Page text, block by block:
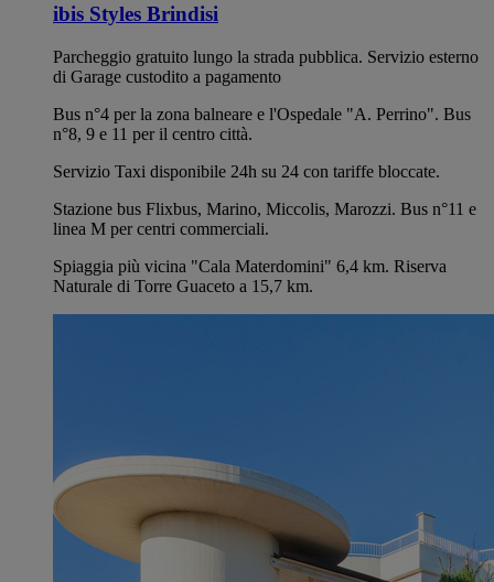
ibis Styles Brindisi
Parcheggio gratuito lungo la strada pubblica. Servizio esterno
di Garage custodito a pagamento
Bus n°4 per la zona balneare e l'Ospedale "A. Perrino". Bus
n°8, 9 e 11 per il centro città.
Servizio Taxi disponibile 24h su 24 con tariffe bloccate.
Stazione bus Flixbus, Marino, Miccolis, Marozzi. Bus n°11 e
linea M per centri commerciali.
Spiaggia più vicina "Cala Materdomini" 6,4 km. Riserva
Naturale di Torre Guaceto a 15,7 km.